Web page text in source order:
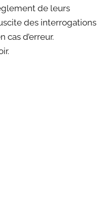
de leurs
des interrogations
d’erreur.